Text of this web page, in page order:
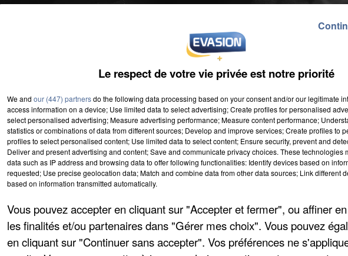
du1er octobre 2016 à 9h00
au1er octobre 2016 à 19h59
77700 Magny-le-Hongre
Le respect de votre vie privée est notre priorité
We and our (447) partnersdo the following data processing based on your consent and/or our legitimate
access information on a device; Use limited data to select advertising; Create profiles for personalised
select personalised advertising; Measure advertising performance; Measure content performance;
statistics or combinations of data from different sources; Develop and improve services; Create profiles to
profiles to select personalised content; Use limited data to select content; Ensure security, prevent and
Deliver and present advertising and content; Save and communicate privacy choices. These technologies
data such as IP address and browsing data to offer following functionalities: Identify devices based on
requested; Use precise geolocation data; Match and combine data from other data sources; Link different
based on information transmitted automatically.
Vous pouvez accepter en cliquant sur "Accepter et fermer", ou affiner
les finalités et/ou partenaires dans "Gérer mes choix". Vous pouvez
en cliquant sur "Continuer sans accepter". Vos préférences ne